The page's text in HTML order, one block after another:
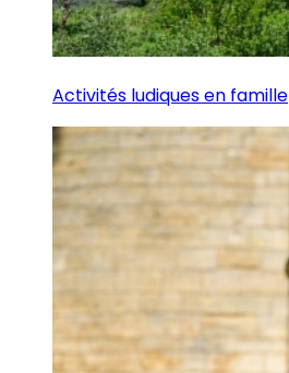
Activités ludiques en famille